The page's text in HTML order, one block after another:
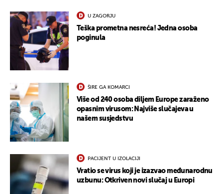
U ZAGORJU
Teška prometna nesreća! Jedna osoba
poginula
ŠIRE GA KOMARCI
Više od 240 osoba diljem Europe zaraženo
opasnim virusom: Najviše slučajeva u
našem susjedstvu
PACIJENT U IZOLACIJI
Vratio se virus koji je izazvao međunarodnu
uzbunu: Otkriven novi slučaj u Europi